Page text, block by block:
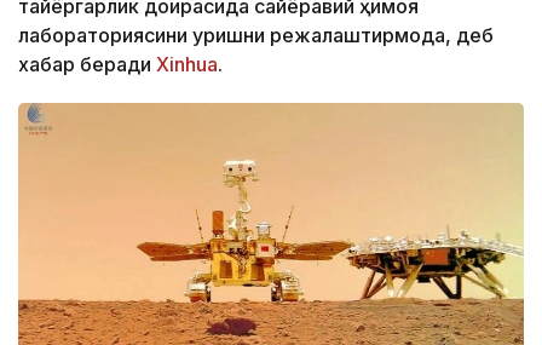
тайёргарлик доирасида сайёравий ҳимоя
лабораториясини қуришни режалаштирмоқда, деб
хабар беради Xinhua.